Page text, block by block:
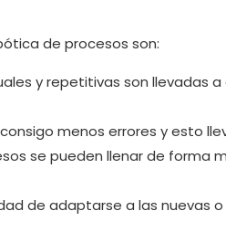
de procesos son:
y repetitivas son llevadas
menos errores y esto
se pueden llenar de forma
de adaptarse a las nuevas